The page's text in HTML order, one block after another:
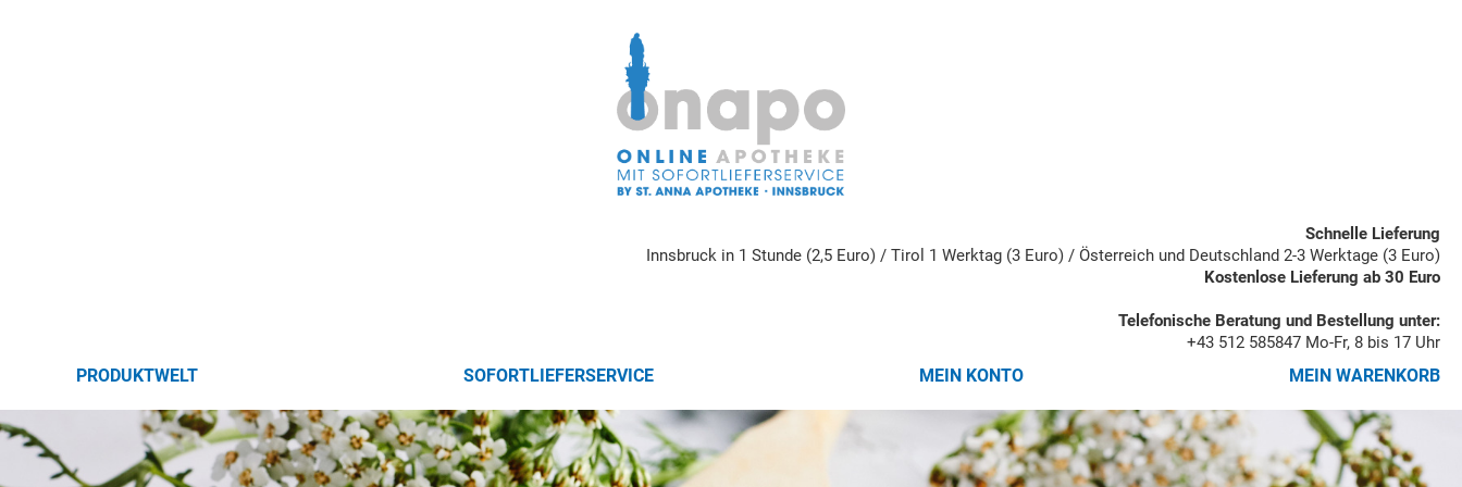
Schnelle Lieferung
Innsbruck in 1 Stunde (2,5 Euro) / Tirol 1 Werktag (3 Euro) / Österreich und Deutschland 2-3 Werktage (3 Euro)
Kostenlose Lieferung ab 30 Euro
Telefonische Beratung und Bestellung unter:
+43 512 585847 Mo-Fr, 8 bis 17 Uhr
PRODUKTWELT SOFORTLIEFERSERVICE MEIN KONTO MEIN WARENKORB